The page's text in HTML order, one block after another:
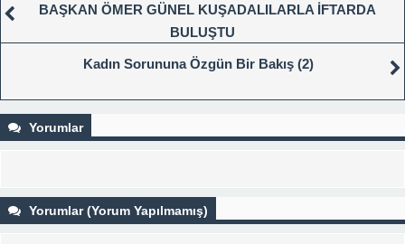
BAŞKAN ÖMER GÜNEL KUŞADALILARLA İFTARDA
BULUŞTU
Kadın Sorununa Özgün Bir Bakış (2)
Yorumlar
Yorumlar (Yorum Yapılmamış)